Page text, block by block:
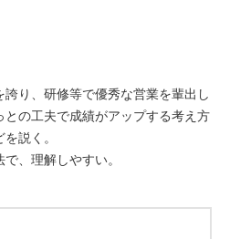
誇り、研修等で優秀な営業を輩出し
の工夫で成績がアップする考え方
説く。
、理解しやすい。